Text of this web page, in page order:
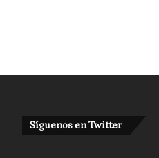
Síguenos en Twitter